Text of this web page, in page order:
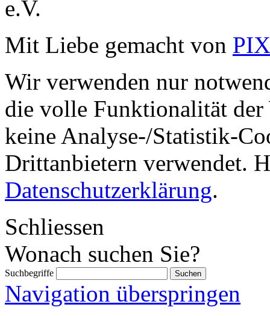
e.V.
Mit Liebe gemacht von
Wir verwenden nur
die volle Funktionalität der
keine Analyse-/Statistik-
Drittanbietern verwendet.
Datenschutzerklärung.
Schliessen
Wonach suchen Sie?
Suchbegriffe
Navigation überspringen